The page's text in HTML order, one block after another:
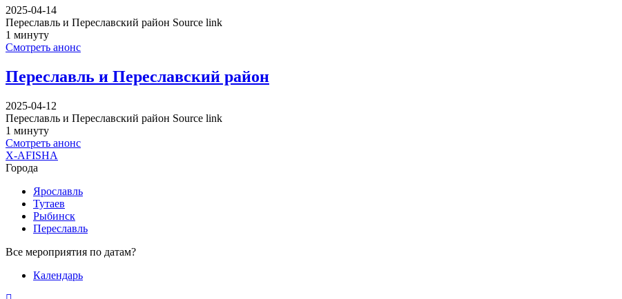
2025-04-14
Переславль и Переславский район Source link
1 минуту
Смотреть анонс
Переславль и Переславский район
2025-04-12
Переславль и Переславский район Source link
1 минуту
Смотреть анонс
X-AFISHA
Города
Ярославль
Тутаев
Рыбинск
Переславль
Все мероприятия по датам?
Календарь